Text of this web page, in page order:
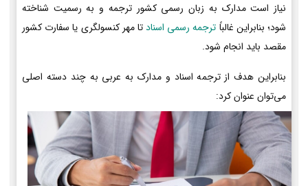
نیاز است مدارک به زبان رسمی کشور ترجمه و به رسمیت شناخته
شود؛ بنابراین غالباً ترجمه رسمی اسنادتا مهر کنسولگری یا سفارت کشور
مقصد باید انجام شود.
بنابراین هدف از ترجمه اسناد و مدارک به عربی به چند دسته اصلی
می‌توان عنوان کرد: